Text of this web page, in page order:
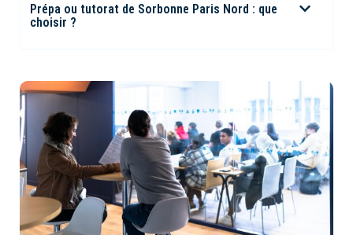
Prépa ou tutorat de Sorbonne Paris Nord : que
choisir ?